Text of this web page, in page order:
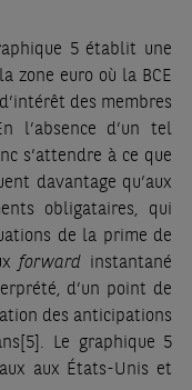
5 établit une
zone euro où la BCE
des membres
l’absence d’un tel
s’attendre à ce que
davantage qu’aux
obligataires, qui
de la prime de
forward instantané
d’un point de
des anticipations
[5]. Le graphique 5
aux États-Unis et